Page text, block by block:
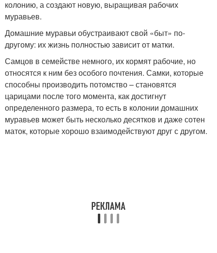
колонию, а создают новую, выращивая рабочих
муравьев.
Домашние муравьи обустраивают свой «быт» по-
другому: их жизнь полностью зависит от матки.
Самцов в семействе немного, их кормят рабочие, но
относятся к ним без особого почтения. Самки, которые
способны производить потомство – становятся
царицами после того момента, как достигнут
определенного размера, то есть в колонии домашних
муравьев может быть несколько десятков и даже сотен
маток, которые хорошо взаимодействуют друг с другом.